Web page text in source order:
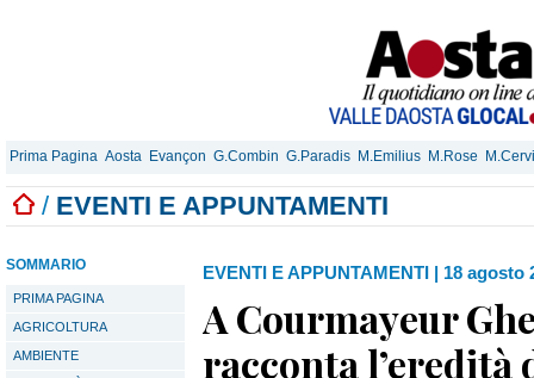
Prima Pagina Aosta Evançon G.Combin G.Paradis M.Emilius M.Rose
/ EVENTI E APPUNTAMENTI
SOMMARIO
PRIMA PAGINA
AGRICOLTURA
AMBIENTE
EVENTI E APPUNTAMENTI | 18 agosto
A Courmayeur
racconta l’eredità